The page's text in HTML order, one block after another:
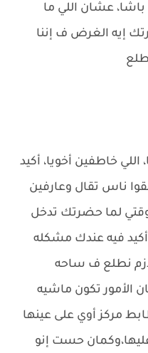
عشان اللي ما
الغرض ف إننا
خاطفين أخويا، أكيد
ناس تقال وعارفين
لما حضرتك تدخل
أكيد فيه عندك مشكله
نطلع ف ساحه
الأمور تكون ماشيه
مركز أوي على عينها
حست إنو